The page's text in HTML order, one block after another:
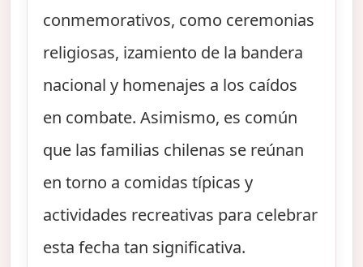
conmemorativos, como ceremonias
religiosas, izamiento de la bandera
nacional y homenajes a los caídos
en combate. Asimismo, es común
que las familias chilenas se reúnan
en torno a comidas típicas y
actividades recreativas para celebrar
esta fecha tan significativa.